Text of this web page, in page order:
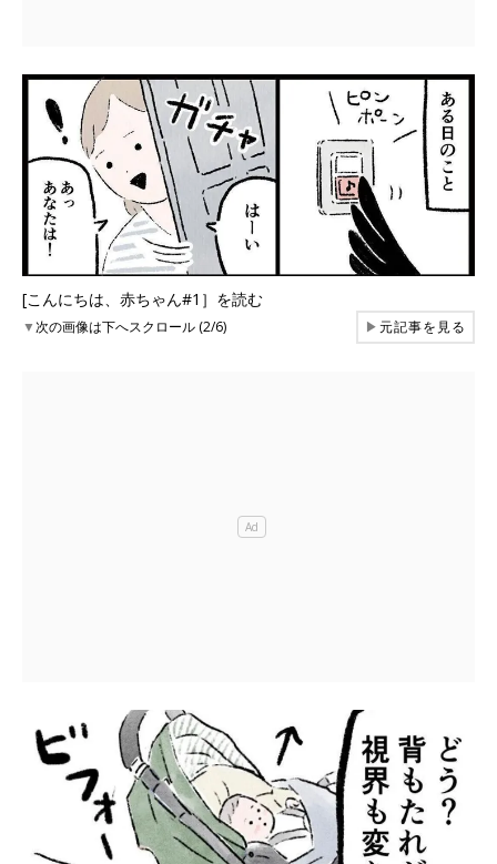
[こんにちは、赤ちゃん#1］を読む
▼次の画像は下へスクロール (2/6) ▶元記事を見る